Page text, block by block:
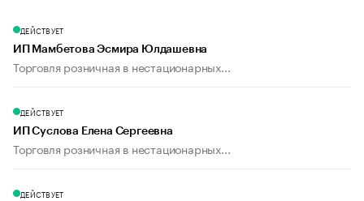
ДЕЙСТВУЕТ
ИП Мамбетова Эсмира Юлдашевна
Торговля розничная в нестационарных...
ДЕЙСТВУЕТ
ИП Суслова Елена Сергеевна
Торговля розничная в нестационарных...
ДЕЙСТВУЕТ